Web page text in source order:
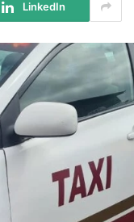
LinkedIn